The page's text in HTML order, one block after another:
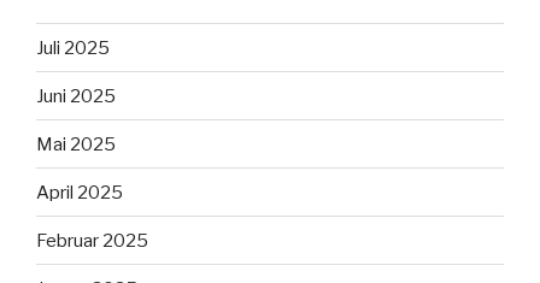
Juli 2025
Juni 2025
Mai 2025
April 2025
Februar 2025